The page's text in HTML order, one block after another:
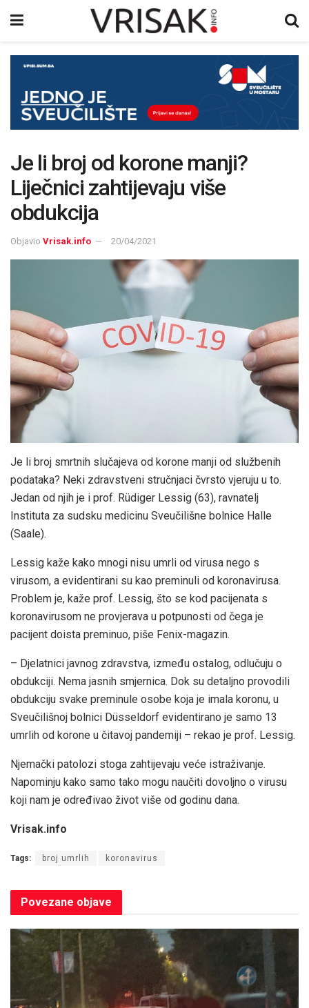
Je li broj od korone manji?
Liječnici zahtijevaju više
obdukcija
Objavio Vrisak.info 20/04/2021
Je li broj smrtnih slučajeva od korone manji od službenih
podataka? Neki zdravstveni stručnjaci čvrsto vjeruju u to.
Jedan od njih je i prof. Rüdiger Lessig (63), ravnatelj
Instituta za sudsku medicinu Sveučilišne bolnice Halle
(Saale).
Lessig kaže kako mnogi nisu umrli od virusa nego s
virusom, a evidentirani su kao preminuli od koronavirusa.
Problem je, kaže prof. Lessig, što se kod pacijenata s
koronavirusom ne provjerava u potpunosti od čega je
pacijent doista preminuo, piše Fenix-magazin.
– Djelatnici javnog zdravstva, između ostalog, odlučuju o
obdukciji. Nema jasnih smjernica. Dok su detaljno provodili
obdukciju svake preminule osobe koja je imala koronu, u
Sveučilišnoj bolnici Düsseldorf evidentirano je samo 13
umrlih od korone u čitavoj pandemiji – rekao je prof. Lessig.
Njemački patolozi stoga zahtijevaju veće istraživanje.
Napominju kako samo tako mogu naučiti dovoljno o virusu
koji nam je određivao život više od godinu dana.
Vrisak.info
Tags: broj umrlih koronavirus
Povezane objave